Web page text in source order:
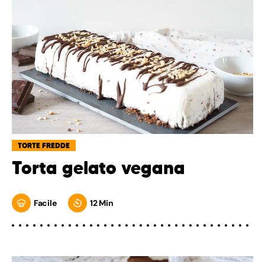
TORTE FREDDE
Torta gelato vegana
Facile 12 Min